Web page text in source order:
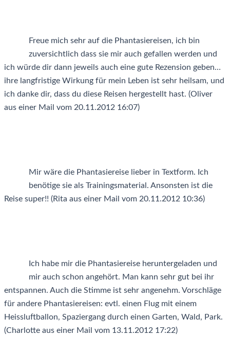
Freue mich sehr auf die Phantasiereisen, ich bin
zuversichtlich dass sie mir auch gefallen werden und
ich würde dir dann jeweils auch eine gute Rezension geben…
ihre langfristige Wirkung für mein Leben ist sehr heilsam, und
ich danke dir, dass du diese Reisen hergestellt hast. (Oliver
aus einer Mail vom 20.11.2012 16:07)
Mir wäre die Phantasiereise lieber in Textform. Ich
benötige sie als Trainingsmaterial. Ansonsten ist die
Reise super!! (Rita aus einer Mail vom 20.11.2012 10:36)
Ich habe mir die Phantasiereise heruntergeladen und
mir auch schon angehört. Man kann sehr gut bei ihr
entspannen. Auch die Stimme ist sehr angenehm. Vorschläge
für andere Phantasiereisen: evtl. einen Flug mit einem
Heissluftballon, Spaziergang durch einen Garten, Wald, Park.
(Charlotte aus einer Mail vom 13.11.2012 17:22)